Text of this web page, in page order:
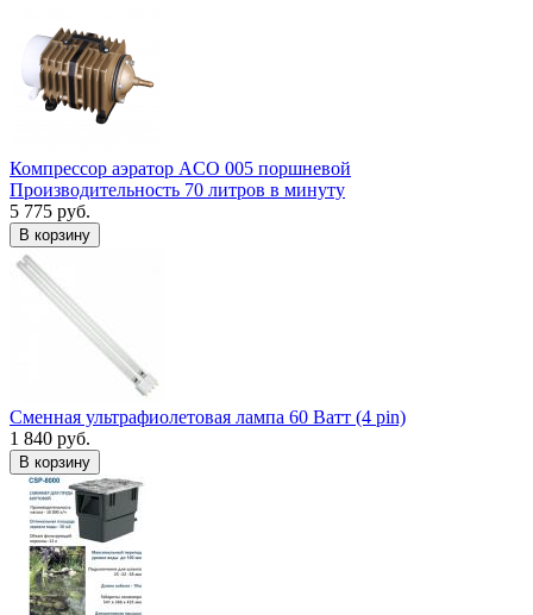
Компрессор аэратор ACO 005 поршневой
Производительность 70 литров в минуту
5 775 руб.
В корзину
Сменная ультрафиолетовая лампа 60 Ватт (4 pin)
1 840 руб.
В корзину